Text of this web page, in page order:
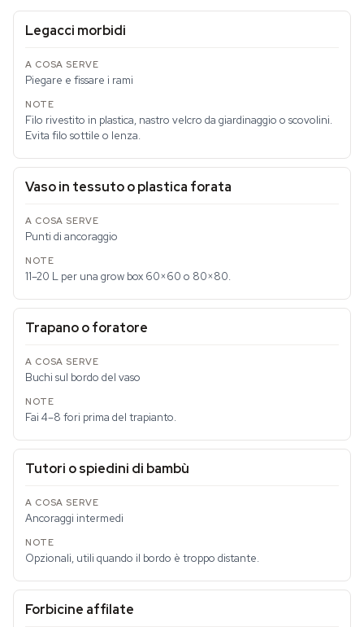
Legacci morbidi
Piegare e fissare i rami
Filo rivestito in plastica, nastro velcro da giardinaggio o scovolini.
Evita filo sottile o lenza.
Vaso in tessuto o plastica forata
Punti di ancoraggio
11–20 L per una grow box 60×60 o 80×80.
Trapano o foratore
Buchi sul bordo del vaso
Fai 4–8 fori prima del trapianto.
Tutori o spiedini di bambù
Ancoraggi intermedi
Opzionali, utili quando il bordo è troppo distante.
Forbicine affilate